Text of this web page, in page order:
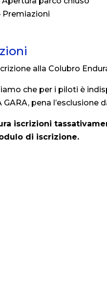
Premiazioni
alla Colubro
che per i piloti è
GARA, pena l’esclusione
iscrizioni
di iscrizione.